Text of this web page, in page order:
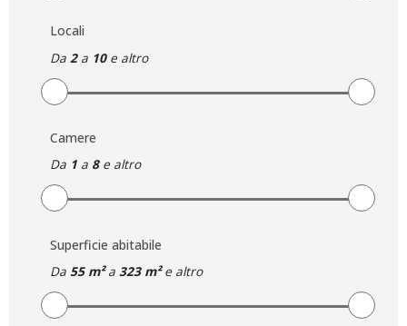
Locali
Da 2 a 10 e altro
Camere
Da 1 a 8 e altro
Superficie abitabile
Da 55 m² a 323 m² e altro